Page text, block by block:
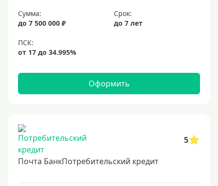
Сумма:
до 7 500 000 ₽
Срок:
до 7 лет
Оформить
5
Почта БанкПотребительский кредит